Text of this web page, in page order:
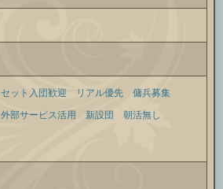
セット入団歓迎 リアル優先
傭兵募集
外部サービス活用 新設団
朝活無し